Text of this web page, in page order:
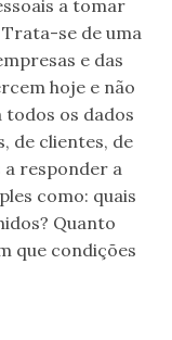
a tomar
se de uma
e das
hoje e não
todos os dados
de clientes, de
responder a
como: quais
Quanto
que condições